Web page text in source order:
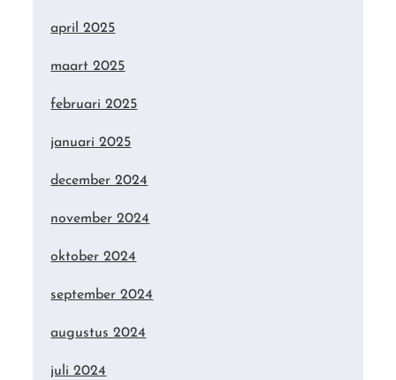
april 2025
maart 2025
februari 2025
januari 2025
december 2024
november 2024
oktober 2024
september 2024
augustus 2024
juli 2024